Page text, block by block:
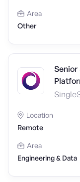
Area
Other
Senior
Location
Remote
Area
Engineering & Data